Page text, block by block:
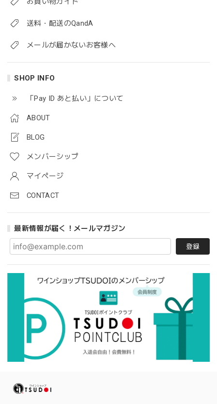
送料・配送のQandA
メールが届かないお客様へ
SHOP INFO
「Pay ID あと払い」について
ABOUT
BLOG
メンバーシップ
マイページ
CONTACT
最新情報が届く！メールマガジン
登録